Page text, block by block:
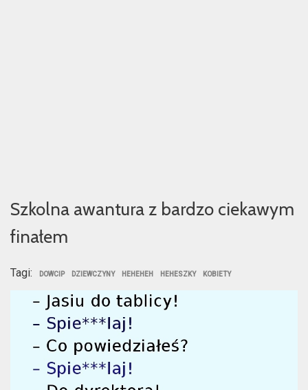
Szkolna awantura z bardzo ciekawym
finałem
Tagi: DOWCIP DZIEWCZYNY HEHEHEH HEHESZKY KOBIETY